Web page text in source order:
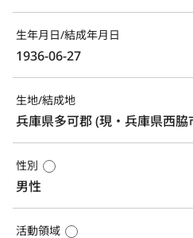
生年月日/結成年月日
1936-06-27
生地/結成地
兵庫県多可郡 (現・兵庫県西脇
性別
男性
活動領域